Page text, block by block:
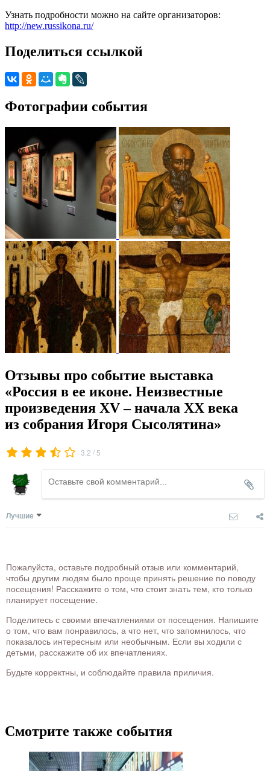
Узнать подробности можно на сайте организаторов:
http://new.russikona.ru/
Поделиться ссылкой
Фотографии события
Отзывы про событие выставка
«Россия в ее иконе. Неизвестные
произведения XV – начала XX века
из собрания Игоря Сысолятина»
3.2 / 5
Лучшие
Пожалуйста, оставьте подробный отзыв или комментарий,
чтобы другим людям было проще принять решение по поводу
посещения! Расскажите о том, что стоит знать тем, кто только
планирует посещение.
Поделитесь с своими впечатлениями от посещения. Напишите
о том, что вам понравилось, а что нет, что запомнилось, что
показалось интересным или необычным. Если вы ходили с
детьми, расскажите об их впечатлениях.
Будьте корректны, и соблюдайте правила приличия.
Смотрите также события